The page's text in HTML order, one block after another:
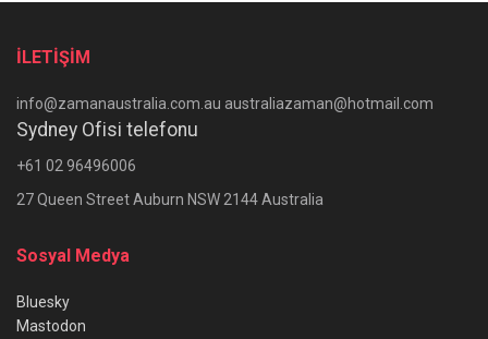
İLETİŞİM
info@zamanaustralia.com.au australiazaman@hotmail.com
Sydney Ofisi telefonu
+61 02 96496006
27 Queen Street Auburn NSW 2144 Australia
Sosyal Medya
Bluesky
Mastodon